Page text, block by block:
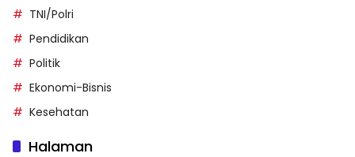
TNI/Polri
Pendidikan
Politik
Ekonomi-Bisnis
Kesehatan
Halaman